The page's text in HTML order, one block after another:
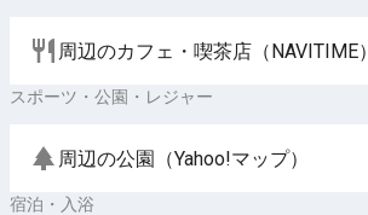
周辺のカフェ・喫茶店（NAVITIME）
スポーツ・公園・レジャー
周辺の公園（Yahoo!マップ）
宿泊・入浴